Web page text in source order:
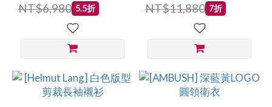
NT$6,980 5.5折
NT$11,880 7折